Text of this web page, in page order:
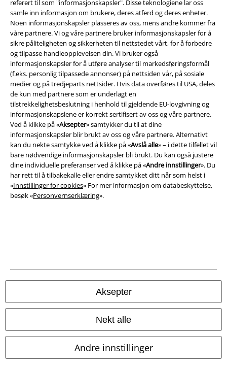
referert til som "informasjonskapsler". Disse teknologiene lar oss
samle inn informasjon om brukere, deres atferd og deres enheter.
Noen informasjonskapsler plasseres av oss, mens andre kommer fra
våre partnere. Vi og våre partnere bruker informasjonskapsler for å
sikre påliteligheten og sikkerheten til nettstedet vårt, for å forbedre
og tilpasse handleopplevelsen din. Vi bruker også
informasjonskapsler for å utføre analyser til markedsføringsformål
(f.eks. personlig tilpassede annonser) på nettsiden vår, på sosiale
medier og på tredjeparts nettsider. Hvis data overføres til USA, deles
de kun med partnere som er underlagt en
tilstrekkelighetsbeslutning i henhold til gjeldende EU-lovgivning og
informasjonskapslene er korrekt sertifisert av oss og våre partnere.
Ved å klikke på «Aksepter» samtykker du til at dine
informasjonskapsler blir brukt av oss og våre partnere. Alternativt
kan du nekte samtykke ved å klikke på «Avslå alle» – i dette tilfellet vil
bare nødvendige informasjonskapsler bli brukt. Du kan også justere
dine individuelle preferanser ved å klikke på «Andre innstillinger». Du
har rett til å tilbakekalle eller endre samtykket ditt når som helst i
«Innstillinger for cookies» For mer informasjon om databeskyttelse,
besøk «Personvernserklæring».
Aksepter
Nekt alle
Andre innstillinger
EMP App
Her kan du laste ned EMPs nye app helt gratis og ta del i alle de nye
funksjonene og fordelene!
A Warner Music Group Company
Impressum
Konfidensialitetserklæring